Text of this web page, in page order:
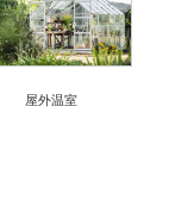
屋外温室